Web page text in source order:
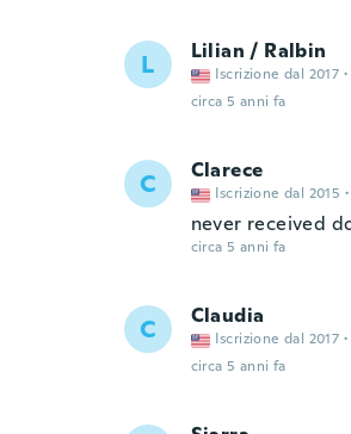
L Lilian / Ralbin
Iscrizione dal 2017 ·
circa 5 anni fa
C Clarece
Iscrizione dal 2015 ·
never received
circa 5 anni fa
C Claudia
Iscrizione dal 2017 ·
circa 5 anni fa